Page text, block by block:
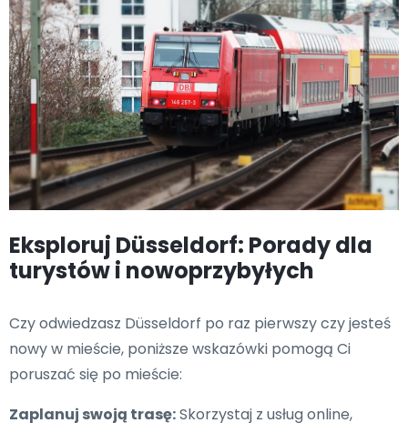
Eksploruj Düsseldorf: Porady dla
turystów i nowoprzybyłych
Czy odwiedzasz Düsseldorf po raz pierwszy czy jesteś
nowy w mieście, poniższe wskazówki pomogą Ci
poruszać się po mieście:
Zaplanuj swoją trasę:Skorzystaj z usług online,